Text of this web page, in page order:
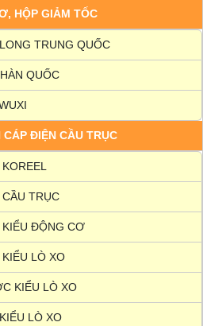
HỘP GIẢM TỐC
TRUNG QUỐC
QUỐC
CÁP ĐIỆN CẦU TRỤC
TRỤC
ĐỘNG CƠ
LÒ XO
KIỂU LÒ XO
LÒ XO